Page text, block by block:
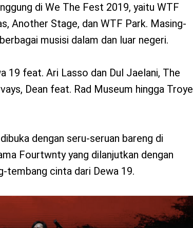
di We The Fest 2019, yaitu WTF
Another Stage, dan WTF Park. Masing-
musisi dalam dan luar negeri.
19 feat. Ari Lasso dan Dul Jaelani, The
Dean feat. Rad Museum hingga Troye
dengan seru-seruan bareng di
Fourtwnty yang dilanjutkan dengan
tembang cinta dari Dewa 19.